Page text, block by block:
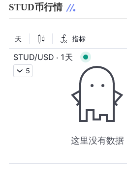
STUD币行情